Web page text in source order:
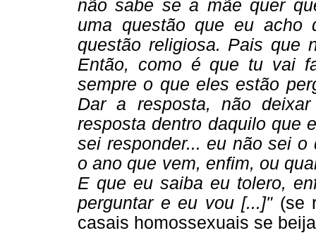
não sabe se a mãe quer
uma questão que eu
questão religiosa. Pais que
Então, como é que tu vai
sempre o que eles estão
Dar a resposta, não
resposta dentro daquilo que
sei responder... eu não sei
o ano que vem, enfim, ou
E que eu saiba eu tolero,
perguntar e eu vou [...]"(se
casais homossexuais se